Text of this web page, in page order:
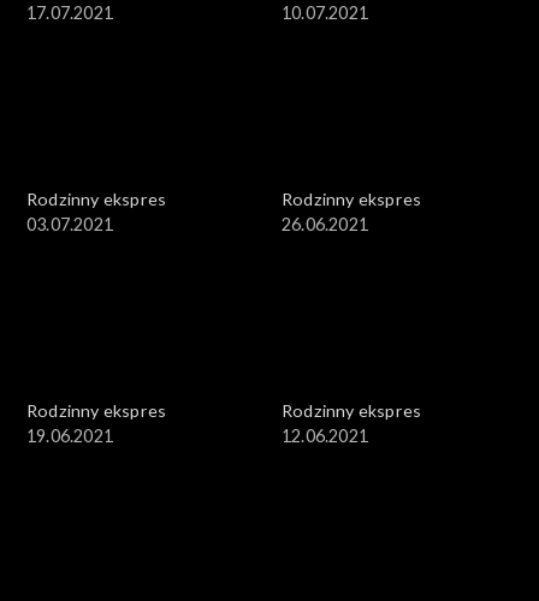
17.07.2021
10.07.2021
Rodzinny ekspres
03.07.2021
Rodzinny ekspres
26.06.2021
Rodzinny ekspres
19.06.2021
Rodzinny ekspres
12.06.2021